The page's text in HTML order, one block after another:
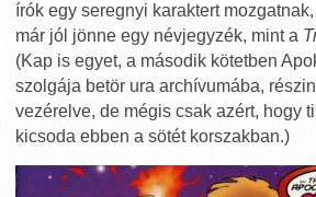
írók egy seregnyi karaktert
már jól jönne egy névjegyzék, mint a
(Kap is egyet, a második kötetben
szolgája betör ura archívumába,
vezérelve, de mégis csak azért, hogy
kicsoda ebben a sötét korszakban.)